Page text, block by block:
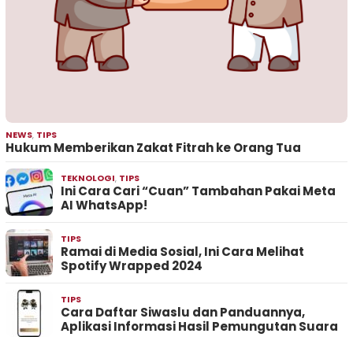
NEWS, TIPS
Hukum Memberikan Zakat Fitrah ke Orang Tua
TEKNOLOGI, TIPS
Ini Cara Cari “Cuan” Tambahan Pakai Meta
AI WhatsApp!
TIPS
Ramai di Media Sosial, Ini Cara Melihat
Spotify Wrapped 2024
TIPS
Cara Daftar Siwaslu dan Panduannya,
Aplikasi Informasi Hasil Pemungutan Suara